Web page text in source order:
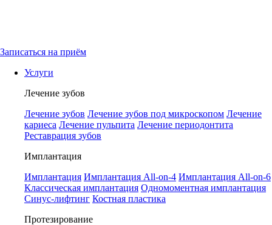
Записаться на приём
Услуги
Лечение зубов
Лечение зубов Лечение зубов под микроскопом Лечение
кариеса Лечение пульпита Лечение периодонтита
Реставрация зубов
Имплантация
Имплантация Имплантация All-on-4 Имплантация All-on-6
Классическая имплантация Одномоментная имплантация
Синус-лифтинг Костная пластика
Протезирование